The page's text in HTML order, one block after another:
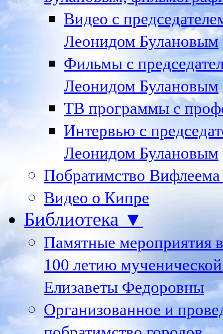
Видео с
Леонидом Булановым
Фильмы с
Леонидом Булановым
ТВ программы с
Интервью с
Леонидом Булановым
Побратимство
Видео о Кипре
Библиотека ▼
Памятные мероприятия
100 летию
Елизаветы Федоровны
Организованное и